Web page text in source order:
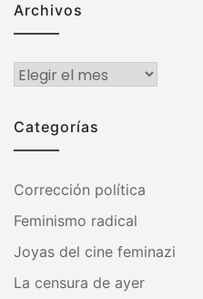
Archivos
Archivos
Categorías
Corrección política
Feminismo radical
Joyas del cine feminazi
La censura de ayer